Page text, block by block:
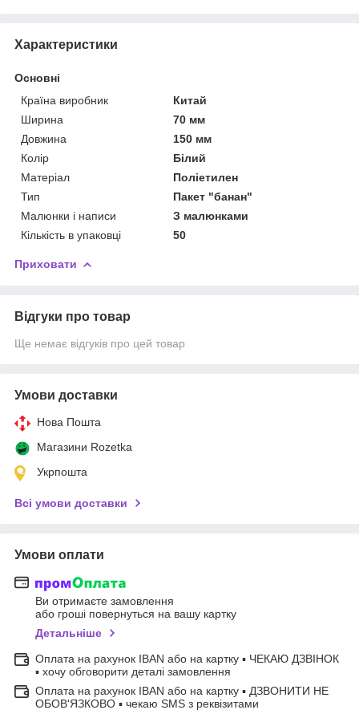
Характеристики
Основні
Країна виробник
Китай
Ширина
70 мм
Довжина
150 мм
Колір
Білий
Матеріал
Поліетилен
Тип
Пакет "банан"
Малюнки і написи
З малюнками
Кількість в упаковці
50
Приховати
Відгуки про товар
Ще немає відгуків про цей товар
Умови доставки
Нова Пошта
Магазини Rozetka
Укрпошта
Всі умови доставки
Умови оплати
Ви отримаєте замовлення
або гроші повернуться на вашу картку
Детальніше
Оплата на рахунок IBAN або на картку ▪ ЧЕКАЮ ДЗВІНОК
▪ хочу обговорити деталі замовлення
Оплата на рахунок IBAN або на картку ▪ ДЗВОНИТИ НЕ
ОБОВ'ЯЗКОВО ▪ чекаю SMS з реквізитами